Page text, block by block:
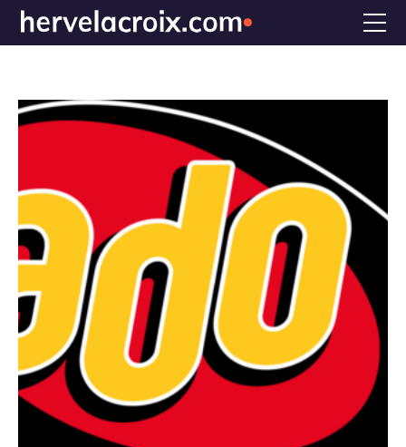
Voix off
Bio
FAQS
CONTACT